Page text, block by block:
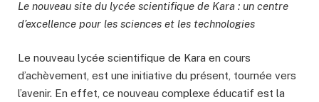
Le nouveau site du lycée scientifique de Kara : un centre
d’excellence pour les sciences et les technologies
Le nouveau lycée scientifique de Kara en cours
d’achèvement, est une initiative du présent, tournée vers
l’avenir. En effet, ce nouveau complexe éducatif est la